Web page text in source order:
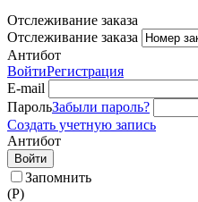
Отслеживание заказа
Отслеживание заказа
Антибот
ВойтиРегистрация
E-mail
ПарольЗабыли пароль?
Создать учетную запись
Антибот
Войти
Запомнить
(Р)